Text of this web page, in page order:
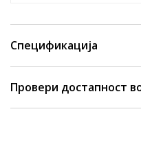
Спецификација
Провери достапност